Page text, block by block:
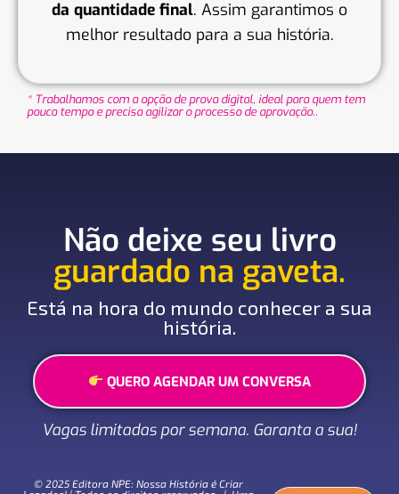
da quantidade final. Assim garantimos o
melhor resultado para a sua história.
* Trabalhamos com a opção de prova digital, ideal para quem tem
pouco tempo e precisa agilizar o processo de aprovação..
Não deixe seu livro
guardado na gaveta.
Está na hora do mundo conhecer a sua
história.
QUERO AGENDAR UM CONVERSA
Vagas limitadas por semana. Garanta a sua!
© 2025 Editora NPE: Nossa História é Criar